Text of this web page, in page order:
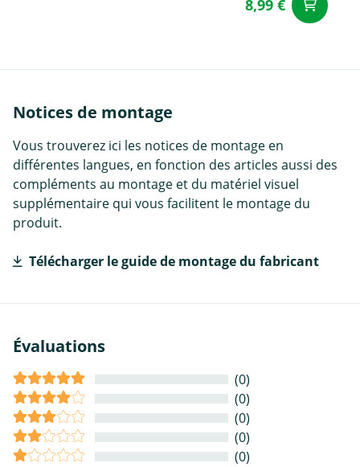
8,99 €
Notices de montage
Vous trouverez ici les notices de montage en
différentes langues, en fonction des articles aussi des
compléments au montage et du matériel visuel
supplémentaire qui vous facilitent le montage du
produit.
Télécharger le guide de montage du fabricant
Évaluations
(0)
(0)
(0)
(0)
(0)